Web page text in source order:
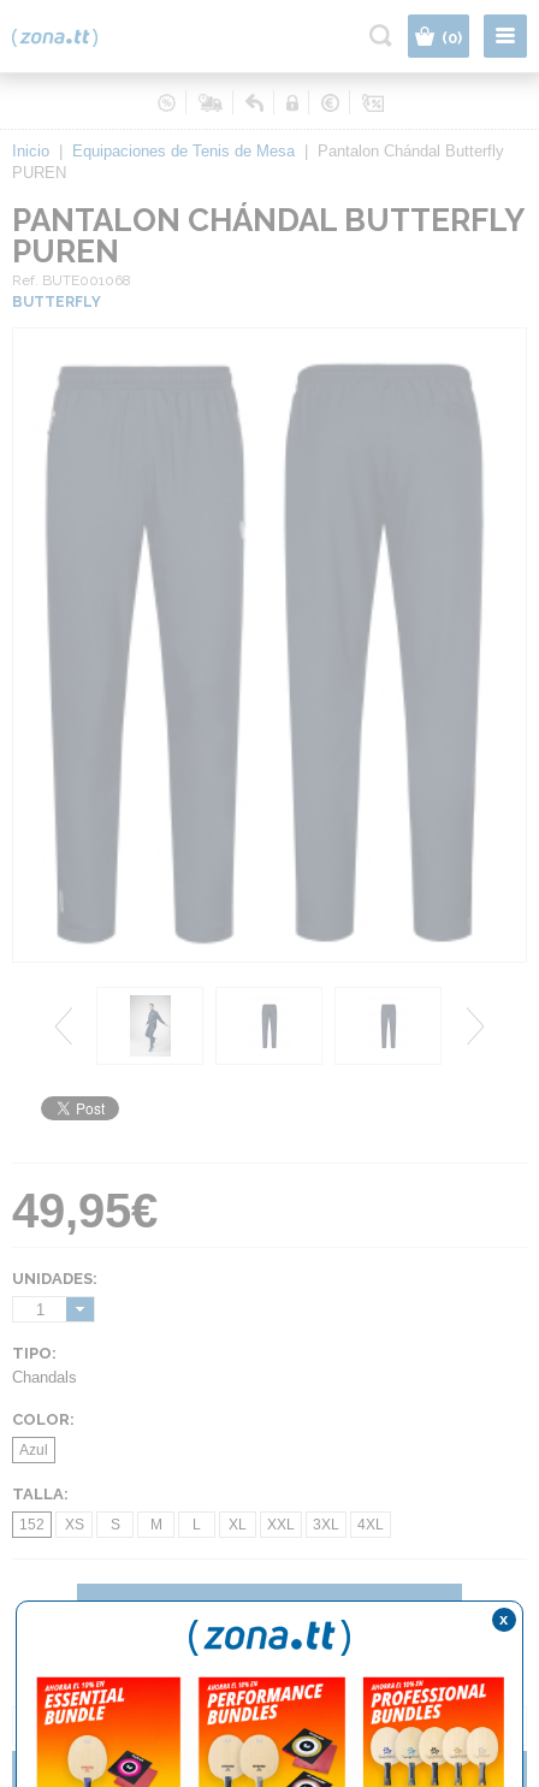
(0)
Inicio Equipaciones de Tenis de Mesa
Pantalon Chándal Butterfly
PUREN
PANTALON CHÁNDAL BUTTERFLY
PUREN
Ref. BUTE001068
BUTTERFLY
49,95€
UNIDADES:
1
TIPO:
Chandals
COLOR:
Azul
TALLA:
152 XS S M L XL XXL 3XL 4XL
DESCRIPCIÓN Y CARACTERÍSTICAS
NOVEDADES TEXTIL BUTTERFLY 2016
x